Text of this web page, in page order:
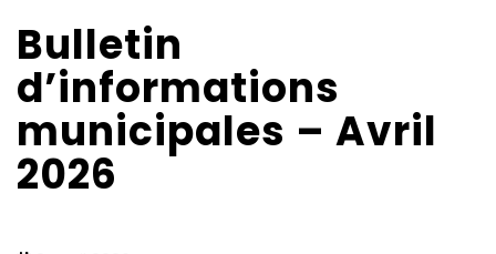
Bulletin
d’informations
municipales – Avril
2026